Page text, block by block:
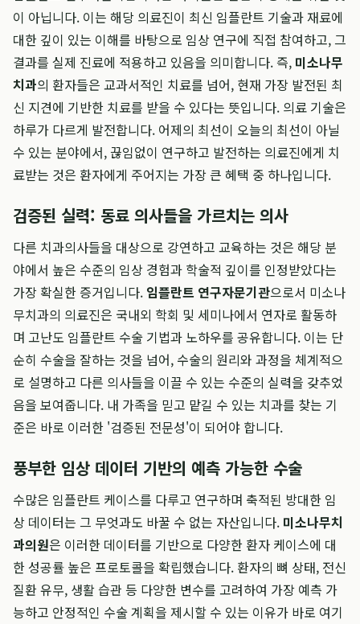
이 아닙니다. 이는 해당 의료진이 최신 임플란트 기술과 재료에
대한 깊이 있는 이해를 바탕으로 임상 연구에 직접 참여하고, 그
결과를 실제 진료에 적용하고 있음을 의미합니다. 즉, 미소나무
치과의 환자들은 교과서적인 치료를 넘어, 현재 가장 발전된 최
신 지견에 기반한 치료를 받을 수 있다는 뜻입니다. 의료 기술은
하루가 다르게 발전합니다. 어제의 최선이 오늘의 최선이 아닐
수 있는 분야에서, 끊임없이 연구하고 발전하는 의료진에게 치
료받는 것은 환자에게 주어지는 가장 큰 혜택 중 하나입니다.
검증된 실력: 동료 의사들을 가르치는 의사
다른 치과의사들을 대상으로 강연하고 교육하는 것은 해당 분
야에서 높은 수준의 임상 경험과 학술적 깊이를 인정받았다는
가장 확실한 증거입니다. 임플란트 연구자문기관으로서 미소나
무치과의 의료진은 국내외 학회 및 세미나에서 연자로 활동하
며 고난도 임플란트 수술 기법과 노하우를 공유합니다. 이는 단
순히 수술을 잘하는 것을 넘어, 수술의 원리와 과정을 체계적으
로 설명하고 다른 의사들을 이끌 수 있는 수준의 실력을 갖추었
음을 보여줍니다. 내 가족을 믿고 맡길 수 있는 치과를 찾는 기
준은 바로 이러한 '검증된 전문성'이 되어야 합니다.
풍부한 임상 데이터 기반의 예측 가능한 수술
수많은 임플란트 케이스를 다루고 연구하며 축적된 방대한 임
상 데이터는 그 무엇과도 바꿀 수 없는 자산입니다. 미소나무치
과의원은 이러한 데이터를 기반으로 다양한 환자 케이스에 대
한 성공률 높은 프로토콜을 확립했습니다. 환자의 뼈 상태, 전신
질환 유무, 생활 습관 등 다양한 변수를 고려하여 가장 예측 가
능하고 안정적인 수술 계획을 제시할 수 있는 이유가 바로 여기